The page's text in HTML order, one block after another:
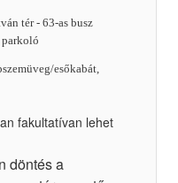
tér - 63-as busz
esőkabát,
fakultatívan lehet
döntés a